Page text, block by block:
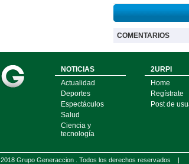
COMENTARIOS
NOTICIAS
Actualidad
Deportes
Espectáculos
Salud
Ciencia y
tecnología
2URPI
Home
Regístrate
Post de
2018 Grupo Generaccion . Todos los derechos reservados |